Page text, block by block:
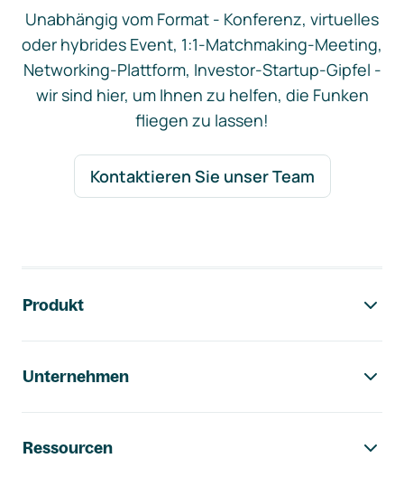
Unabhängig vom Format - Konferenz, virtuelles
oder hybrides Event, 1:1-Matchmaking-Meeting,
Networking-Plattform, Investor-Startup-Gipfel -
wir sind hier, um Ihnen zu helfen, die Funken
fliegen zu lassen!
Kontaktieren Sie unser Team
Produkt
Unternehmen
Ressourcen